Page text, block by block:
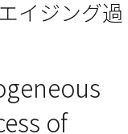
イジング過
of